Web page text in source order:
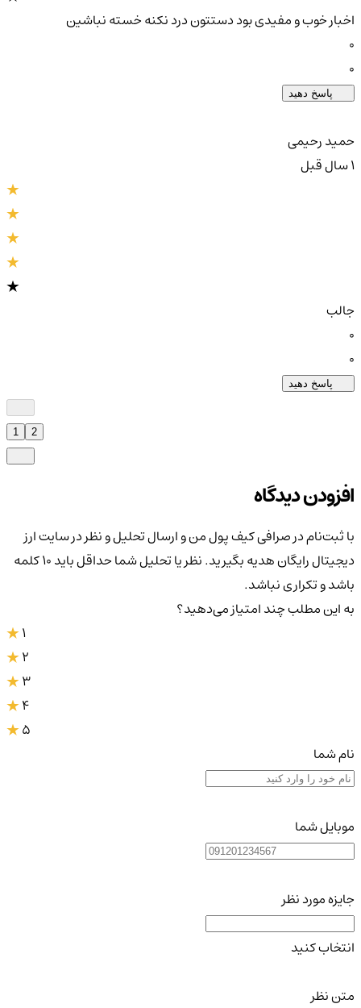
اخبار خوب و مفیدی بود دستتون درد نکنه خسته نباشین
پاسخ دهید
حمید رحیمی
جالب
پاسخ دهید
افزودن دیدگاه
با ثبت‌نام در صرافی کیف پول من و ارسال تحلیل و نظر در سایت ارز
دیجیتال رایگان هدیه بگیرید. نظر یا تحلیل شما حداقل باید ۱۰ کلمه
باشد و تکراری نباشد.
به این مطلب چند امتیاز می‌دهید؟
3
4
5
نام شما
موبایل شما
جایزه مورد نظر
انتخاب کنید
متن نظر